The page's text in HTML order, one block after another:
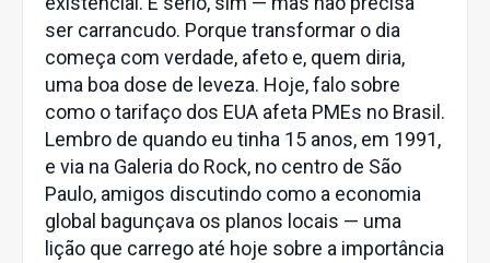
ser carrancudo. Porque transformar o dia
começa com verdade, afeto e, quem diria,
uma boa dose de leveza. Hoje, falo sobre
como o tarifaço dos EUA afeta PMEs no Brasil.
Lembro de quando eu tinha 15 anos, em 1991,
e via na Galeria do Rock, no centro de São
Paulo, amigos discutindo como a economia
global bagunçava os planos locais — uma
lição que carrego até hoje sobre a importância